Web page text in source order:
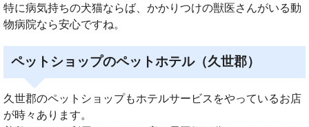
特に病気持ちの犬猫ならば、かかりつけの獣医さんがいる動
物病院なら安心ですね。
ペットショップのペットホテル（久世郡）
久世郡のペットショップもホテルサービスをやっているお店
が時々あります。